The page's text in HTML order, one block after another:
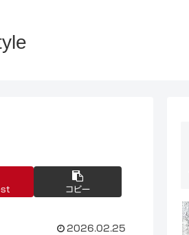
コピー
2026.02.25